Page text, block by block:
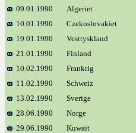
09.01.1990
Algeriet
10.01.1990
Czekoslovakiet
19.01.1990
Vesttyskland
21.01.1990
Finland
10.02.1990
Frankrig
11.02.1990
Schweiz
13.02.1990
Sverige
28.06.1990
Norge
29.06.1990
Kuwait